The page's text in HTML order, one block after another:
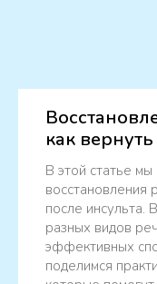
как
В этой статье
восстановления
после инсульта.
разных видов
эффективных
поделимся